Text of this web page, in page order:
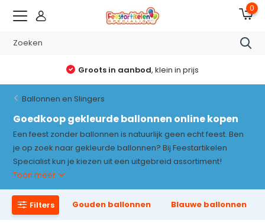
0
Altijd reden voor een feestje
Ballonnen en Slingers
Goedkoop gekleurde ballonnen online kopen
Een feest zonder ballonnen is natuurlijk geen echt feest. Ben
je op zoek naar gekleurde ballonnen? Bij Feestartikelen
Specialist kun je kiezen uit een uitgebreid assortiment!
Toon meer
Filters Gouden ballonnen Blauwe ballonnen